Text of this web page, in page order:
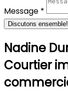
Message *
Discutons ensemble!
Nadine
Courtier